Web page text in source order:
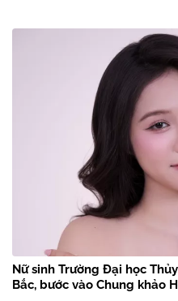
Nữ sinh Trường Đại học
Bắc, bước vào Chung khảo